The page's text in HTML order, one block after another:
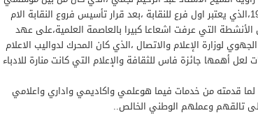
فرع فاس للنقابة الوطنية للصحافة المغربية سنة 1991،الذي يعتبر اول فرع للنقابة ،بعد قرار تأسيس فروع النقابة الام
التي عرفت اشعاعا كبيرا بالعاصمة العلمية،على عهد
لوزارة الإعلام والاتصال ،الذي كان المحرك لدواليب الاعلام
أهمها جائزة فاس للثقافة والإعلام التي كانت منارة للادباء
قدمته من خدمات فيما هوعلمي واكاديمي واداري واعلامي
تالقهم وعملهم الوطني الخالص..